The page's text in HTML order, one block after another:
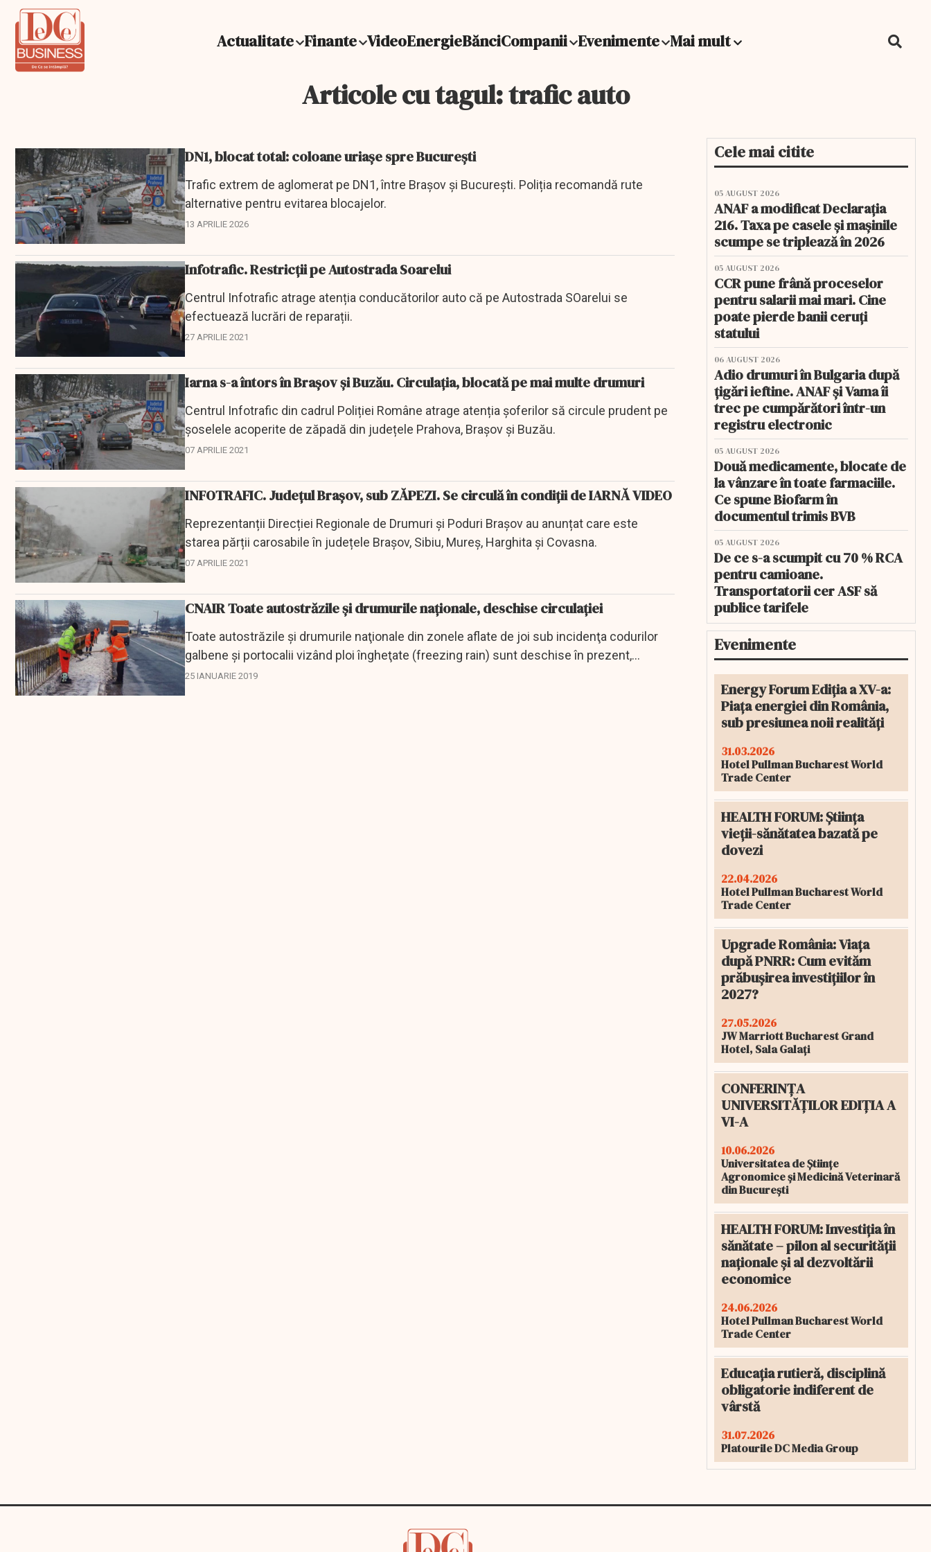
Actualitate Finante VideoEnergieBănciCompanii Evenimente Mai mult
Articole cu tagul: trafic auto
DN1, blocat total: coloane uriașe spre București
Trafic extrem de aglomerat pe DN1, între Brașov și București. Poliția recomandă rute
alternative pentru evitarea blocajelor.
13 APRILIE 2026
Infotrafic. Restricții pe Autostrada Soarelui
Centrul Infotrafic atrage atenția conducătorilor auto că pe Autostrada SOarelui se
efectuează lucrări de reparații.
27 APRILIE 2021
Iarna s-a întors în Brașov și Buzău. Circulația, blocată pe mai multe drumuri
Centrul Infotrafic din cadrul Poliției Române atrage atenția șoferilor să circule prudent pe
șoselele acoperite de zăpadă din județele Prahova, Brașov și Buzău.
07 APRILIE 2021
INFOTRAFIC. Județul Brașov, sub ZĂPEZI. Se circulă în condiții de IARNĂ VIDEO
Reprezentanții Direcției Regionale de Drumuri și Poduri Brașov au anunțat care este
starea părții carosabile în județele Brașov, Sibiu, Mureș, Harghita și Covasna.
07 APRILIE 2021
CNAIR Toate autostrăzile şi drumurile naţionale, deschise circulației
Toate autostrăzile şi drumurile naţionale din zonele aflate de joi sub incidenţa codurilor
galbene şi portocalii vizând ploi îngheţate (freezing rain) sunt deschise în prezent,
informează...
25 IANUARIE 2019
Cele mai citite
05 AUGUST 2026
ANAF a modificat Declarația
216. Taxa pe casele și mașinile
scumpe se triplează în 2026
05 AUGUST 2026
CCR pune frână proceselor
pentru salarii mai mari. Cine
poate pierde banii ceruți
statului
06 AUGUST 2026
Adio drumuri în Bulgaria după
țigări ieftine. ANAF și Vama îi
trec pe cumpărători într-un
registru electronic
05 AUGUST 2026
Două medicamente, blocate de
la vânzare în toate farmaciile.
Ce spune Biofarm în
documentul trimis BVB
05 AUGUST 2026
De ce s-a scumpit cu 70 % RCA
pentru camioane.
Transportatorii cer ASF să
publice tarifele
Evenimente
Energy Forum Ediția a XV-a:
Piața energiei din România,
sub presiunea noii realități
31.03.2026
Hotel Pullman Bucharest World
Trade Center
HEALTH FORUM: Știința
vieții-sănătatea bazată pe
dovezi
22.04.2026
Hotel Pullman Bucharest World
Trade Center
Upgrade România: Viața
după PNRR: Cum evităm
prăbușirea investițiilor în
2027?
27.05.2026
JW Marriott Bucharest Grand
Hotel, Sala Galați
CONFERINȚA
UNIVERSITĂȚILOR EDIȚIA A
VI-A
10.06.2026
Universitatea de Științe
Agronomice și Medicină Veterinară
din București
HEALTH FORUM: Investiția în
sănătate – pilon al securității
naționale și al dezvoltării
economice
24.06.2026
Hotel Pullman Bucharest World
Trade Center
Educația rutieră, disciplină
obligatorie indiferent de
vârstă
31.07.2026
Platourile DC Media Group